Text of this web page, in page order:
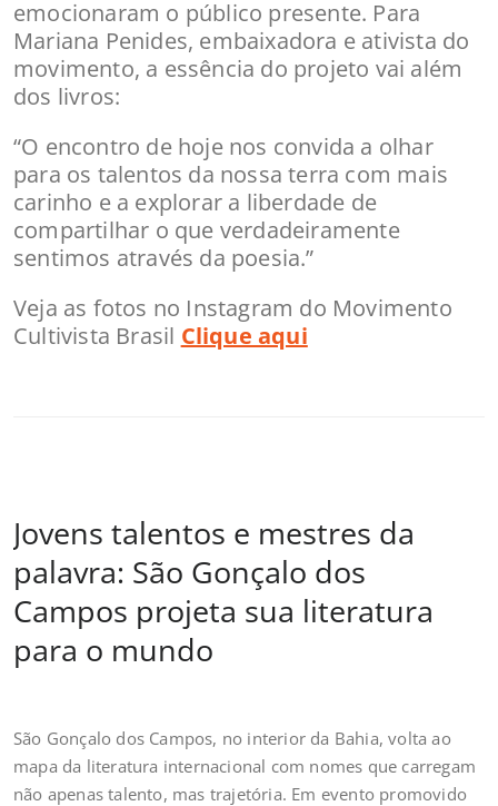
emocionaram o público presente. Para
Mariana Penides, embaixadora e ativista do
movimento, a essência do projeto vai além
dos livros:
“O encontro de hoje nos convida a olhar
para os talentos da nossa terra com mais
carinho e a explorar a liberdade de
compartilhar o que verdadeiramente
sentimos através da poesia.”
Veja as fotos no Instagram do Movimento
Cultivista Brasil Clique aqui
Jovens talentos e mestres da
palavra: São Gonçalo dos
Campos projeta sua literatura
para o mundo
São Gonçalo dos Campos, no interior da Bahia, volta ao
mapa da literatura internacional com nomes que carregam
não apenas talento, mas trajetória. Em evento promovido